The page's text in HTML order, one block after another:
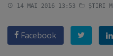
14 MAI 2016 13:53 ȘTIRI
Facebook